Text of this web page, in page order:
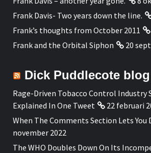
Frank Davis- Two years down the line.
Frank’s thoughts from October 2011
Frank and the Orbital Siphon
20
Dick Puddlecote blog
Rage-Driven Tobacco Control Industry
Explained In One Tweet
22 februari
When The Comments Section Lets You
november 2022
The WHO Doubles Down On Its